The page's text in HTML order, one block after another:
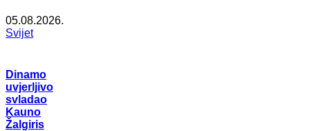
05.08.2026.
Svijet
Dinamo
uvjerljivo
svladao
Kauno
Žalgiris